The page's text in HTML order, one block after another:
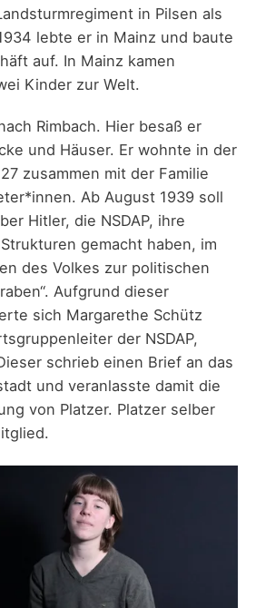
in Pilsen als
lebte er in Mainz und baute
auf. In Mainz kamen
Kinder zur Welt.
Rimbach. Hier besaß er
und Häuser. Er wohnte in der
zusammen mit der Familie
Ab August 1939 soll
Hitler, die NSDAP, ihre
gemacht haben, im
des Volkes zur politischen
Aufgrund dieser
sich Margarethe Schütz
der NSDAP,
schrieb einen Brief an das
und veranlasste damit die
von Platzer. Platzer selber